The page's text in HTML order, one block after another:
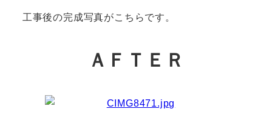
工事後の完成写真がこちらです。
ＡＦＴＥＲ